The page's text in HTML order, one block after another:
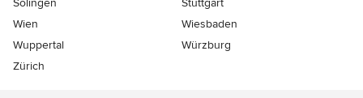
Solingen
Stuttgart
Wien
Wiesbaden
Wuppertal
Würzburg
Zürich